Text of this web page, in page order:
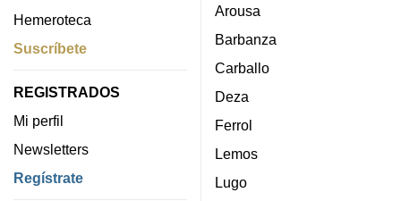
Hemeroteca
Suscríbete
REGISTRADOS
Mi perfil
Newsletters
Regístrate
Arousa
Barbanza
Carballo
Deza
Ferrol
Lemos
Lugo